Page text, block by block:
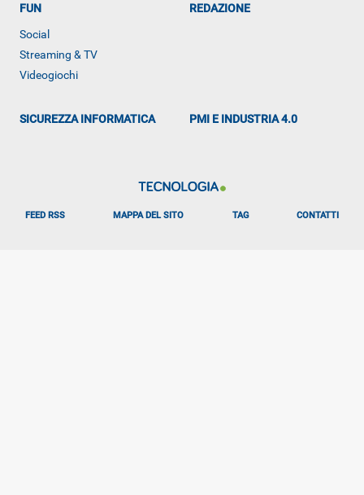
FUN
Social
Streaming & TV
Videogiochi
REDAZIONE
SICUREZZA INFORMATICA PMI E INDUSTRIA 4.0
FEED RSS MAPPA DEL SITO TAG CONTATTI